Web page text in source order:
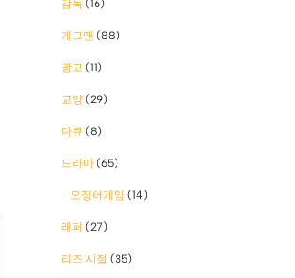
감독 (16)
개그맨 (88)
광고 (11)
교양 (29)
다큐 (8)
드라마 (65)
오징어게임 (14)
래퍼 (27)
리즈 시절 (35)